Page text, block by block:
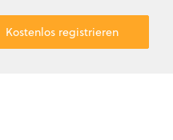
Kostenlos registrieren